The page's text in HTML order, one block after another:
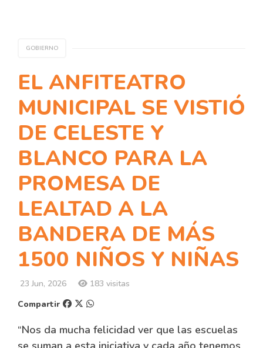
GOBIERNO
EL ANFITEATRO
MUNICIPAL SE VISTIÓ
DE CELESTE Y
BLANCO PARA LA
PROMESA DE
LEALTAD A LA
BANDERA DE MÁS
1500 NIÑOS Y NIÑAS
23 Jun, 2026
183 visitas
Compartir
“Nos da mucha felicidad ver que las escuelas